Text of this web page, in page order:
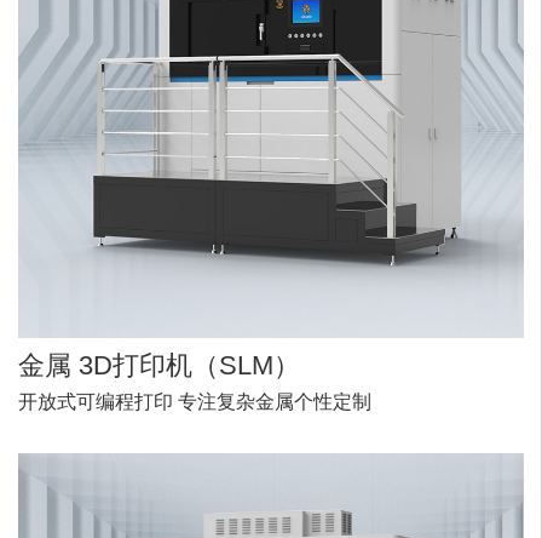
金属 3D打印机（SLM）
开放式可编程打印 专注复杂金属个性定制